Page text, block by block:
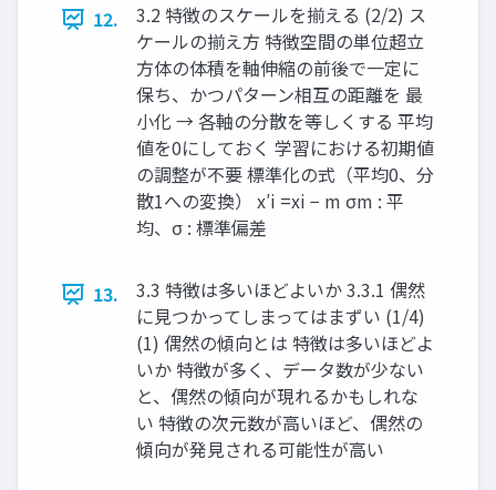
12.
3.2 特徴のスケールを揃える (2/2) ス
ケールの揃え方 特徴空間の単位超立
方体の体積を軸伸縮の前後で一定に
保ち、かつパターン相互の距離を 最
小化 → 各軸の分散を等しくする 平均
値を0にしておく 学習における初期値
の調整が不要 標準化の式（平均0、分
散1への変換） x′i = ​ xi − m σ ​ ​ m : 平
均、σ : 標準偏差
13.
3.3 特徴は多いほどよいか 3.3.1 偶然
に見つかってしまってはまずい (1/4)
(1) 偶然の傾向とは 特徴は多いほどよ
いか 特徴が多く、データ数が少ない
と、偶然の傾向が現れるかもしれな
い 特徴の次元数が高いほど、偶然の
傾向が発見される可能性が高い